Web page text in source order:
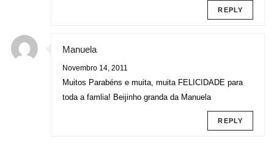
REPLY
Manuela
Novembro 14, 2011
Muitos Parabéns e muita, muita FELICIDADE para
toda a famlia! Beijinho granda da Manuela
REPLY